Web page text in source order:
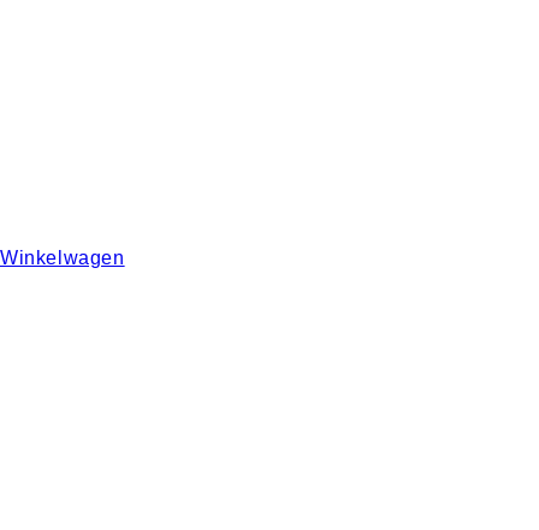
Winkelwagen